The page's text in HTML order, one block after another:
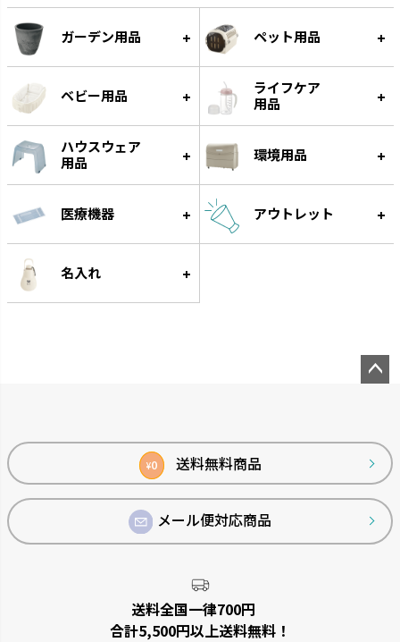
わけわけフリージング
作り置きに便利な離乳食用小分
け冷凍トレーです。
ベビーガード
ガーデン用品 ペット用品
ベビー用品
ライフケア
用品
ハウスウェア
用品
環境用品
医療機器 アウトレット
名入れ
¥0 送料無料商品
メール便対応商品
送料全国一律700円
合計5,500円以上送料無料！
ップ
へ